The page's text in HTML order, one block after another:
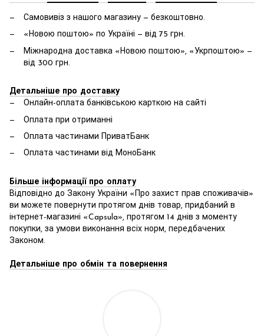
Самовивіз з нашого магазину — безкоштовно.
«Новою поштою» по Україні — від 75 грн.
Міжнародна доставка «Новою поштою», «Укрпоштою» —
від 300 грн.
Детальніше про доставку
Онлайн-оплата банківською карткою на сайті
Оплата при отриманні
Оплата частинами ПриватБанк
Оплата частинами від МоноБанк
Більше інформації про оплату
Відповідно до Закону України «Про захист прав споживачів»
ви можете повернути протягом днів товар, придбаний в
інтернет-магазині «Capsula», протягом 14 днів з моменту
покупки, за умови виконання всіх норм, передбачених
Законом.
Детальніше про обмін та повернення